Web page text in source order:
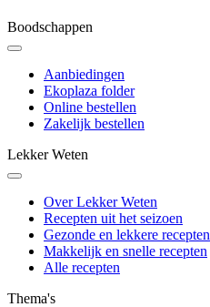
Boodschappen
Aanbiedingen
Ekoplaza folder
Online bestellen
Zakelijk bestellen
Lekker Weten
Over Lekker Weten
Recepten uit het seizoen
Gezonde en lekkere recepten
Makkelijk en snelle recepten
Alle recepten
Thema's